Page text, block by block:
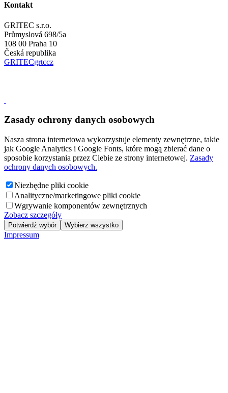
Kontakt
GRITEC s.r.o.
Průmyslová 698/5a
108 00 Praha 10
Česká republika
GRITECgrtccz
Zasady ochrony danych osobowych
Nasza strona internetowa wykorzystuje elementy zewnętrzne, takie
jak Google Analytics i Google Fonts, które mogą zbierać dane o
sposobie korzystania przez Ciebie ze strony internetowej. Zasady
ochrony danych osobowych.
Niezbędne pliki cookie
Analityczne/marketingowe pliki cookie
Wgrywanie komponentów zewnętrznych
Zobacz szczegóły
Potwierdź wybór Wybierz wszystko
Impressum